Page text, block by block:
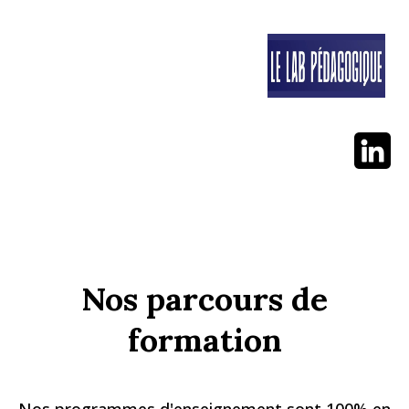
Nos parcours de
formation